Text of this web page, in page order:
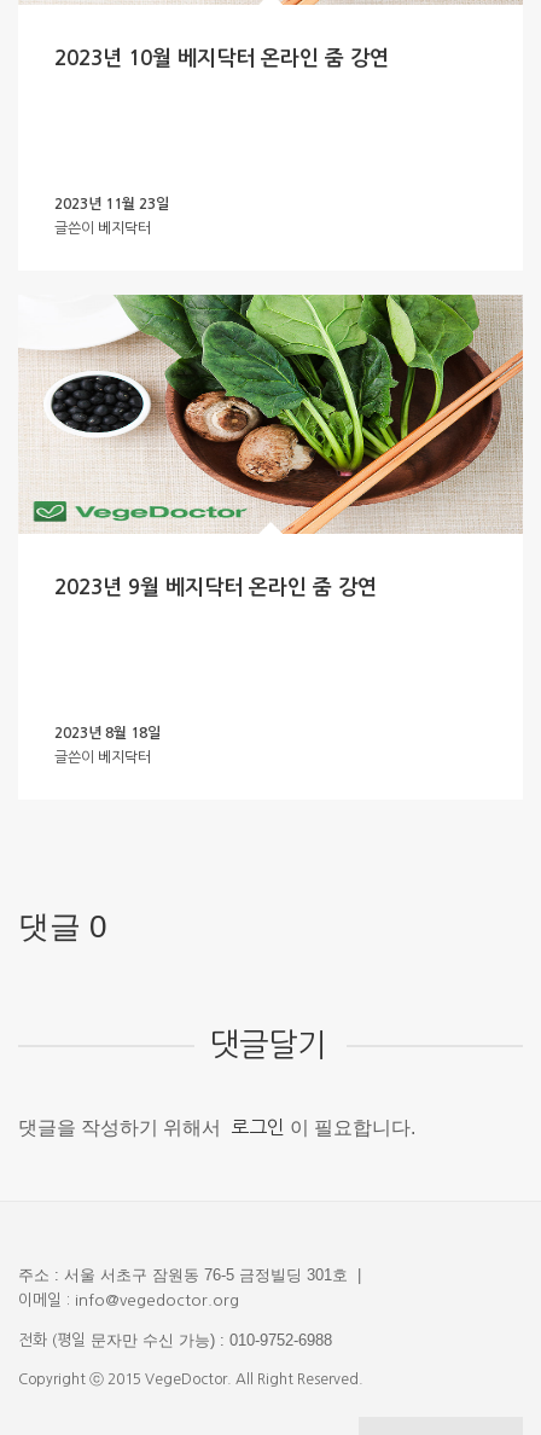
2023년 10월 베지닥터 온라인 줌 강연
2023년 11월 23일
글쓴이 베지닥터
2023년 9월 베지닥터 온라인 줌 강연
2023년 8월 18일
글쓴이 베지닥터
댓글 0
댓글달기
댓글을 작성하기 위해서 로그인 이 필요합니다.
주소 : 서울 서초구 잠원동 76-5 금정빌딩 301호 |
이메일 : info@vegedoctor.org
전화 (평일 문자만 수신 가능) : 010-9752-6988
Copyright ⓒ 2015 VegeDoctor. All Right Reserved.